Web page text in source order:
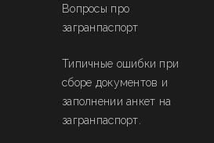
Вопросы про
загранпаспорт
Типичные ошибки при
сборе документов и
заполнении анкет на
загранпаспорт.